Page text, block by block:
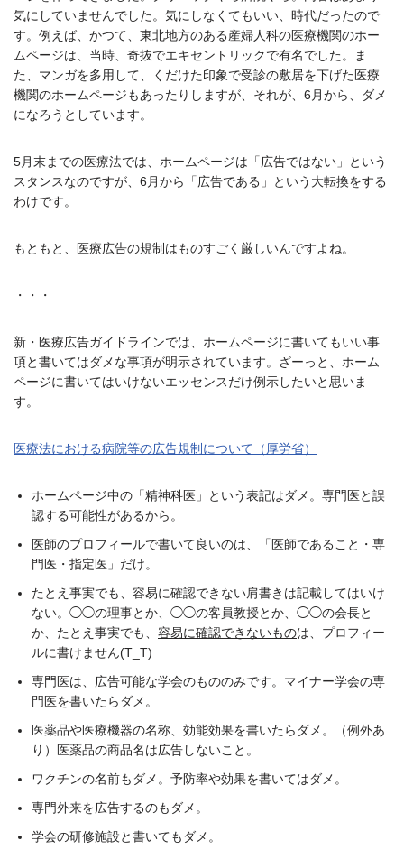
気にしていませんでした。気にしなくてもいい、時代だったので
す。例えば、かつて、東北地方のある産婦人科の医療機関のホー
ムページは、当時、奇抜でエキセントリックで有名でした。ま
た、マンガを多用して、くだけた印象で受診の敷居を下げた医療
機関のホームページもあったりしますが、それが、6月から、ダメ
になろうとしています。
5月末までの医療法では、ホームページは「広告ではない」という
スタンスなのですが、6月から「広告である」という大転換をする
わけです。
もともと、医療広告の規制はものすごく厳しいんですよね。
・・・
新・医療広告ガイドラインでは、ホームページに書いてもいい事
項と書いてはダメな事項が明示されています。ざーっと、ホーム
ページに書いてはいけないエッセンスだけ例示したいと思いま
す。
医療法における病院等の広告規制について（厚労省）
ホームページ中の「精神科医」という表記はダメ。専門医と誤
認する可能性があるから。
医師のプロフィールで書いて良いのは、「医師であること・専
門医・指定医」だけ。
たとえ事実でも、容易に確認できない肩書きは記載してはいけ
ない。◯◯の理事とか、◯◯の客員教授とか、◯◯の会長と
か、たとえ事実でも、 容易に確認できないものは、プロフィー
ルに書けません(T_T)
専門医は、広告可能な学会のもののみです。マイナー学会の専
門医を書いたらダメ。
医薬品や医療機器の名称、効能効果を書いたらダメ。（例外あ
り）医薬品の商品名は広告しないこと。
ワクチンの名前もダメ。予防率や効果を書いてはダメ。
専門外来を広告するのもダメ。
学会の研修施設と書いてもダメ。